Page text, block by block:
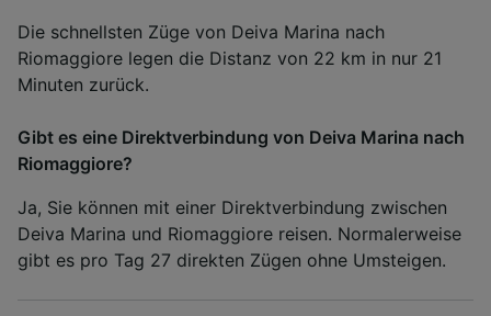
Die schnellsten Züge von Deiva Marina nach
Riomaggiore legen die Distanz von 22 km in nur 21
Minuten zurück.
Gibt es eine Direktverbindung von Deiva Marina nach
Riomaggiore?
Ja, Sie können mit einer Direktverbindung zwischen
Deiva Marina und Riomaggiore reisen. Normalerweise
gibt es pro Tag 27 direkten Zügen ohne Umsteigen.